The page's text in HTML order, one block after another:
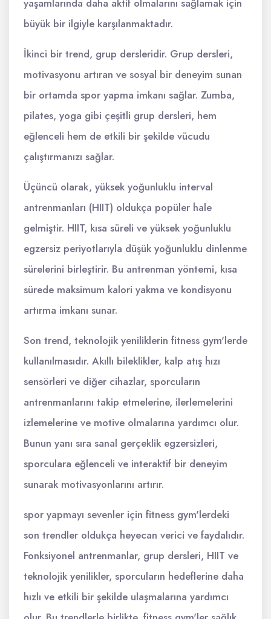
yaşamlarında daha aktif olmalarını sağlamak için
büyük bir ilgiyle karşılanmaktadır.
İkinci bir trend, grup dersleridir. Grup dersleri,
motivasyonu artıran ve sosyal bir deneyim sunan
bir ortamda spor yapma imkanı sağlar. Zumba,
pilates, yoga gibi çeşitli grup dersleri, hem
eğlenceli hem de etkili bir şekilde vücudu
çalıştırmanızı sağlar.
Üçüncü olarak, yüksek yoğunluklu interval
antrenmanları (HIIT) oldukça popüler hale
gelmiştir. HIIT, kısa süreli ve yüksek yoğunluklu
egzersiz periyotlarıyla düşük yoğunluklu dinlenme
sürelerini birleştirir. Bu antrenman yöntemi, kısa
sürede maksimum kalori yakma ve kondisyonu
artırma imkanı sunar.
Son trend, teknolojik yeniliklerin fitness gym'lerde
kullanılmasıdır. Akıllı bileklikler, kalp atış hızı
sensörleri ve diğer cihazlar, sporcuların
antrenmanlarını takip etmelerine, ilerlemelerini
izlemelerine ve motive olmalarına yardımcı olur.
Bunun yanı sıra sanal gerçeklik egzersizleri,
sporculara eğlenceli ve interaktif bir deneyim
sunarak motivasyonlarını artırır.
spor yapmayı sevenler için fitness gym'lerdeki
son trendler oldukça heyecan verici ve faydalıdır.
Fonksiyonel antrenmanlar, grup dersleri, HIIT ve
teknolojik yenilikler, sporcuların hedeflerine daha
hızlı ve etkili bir şekilde ulaşmalarına yardımcı